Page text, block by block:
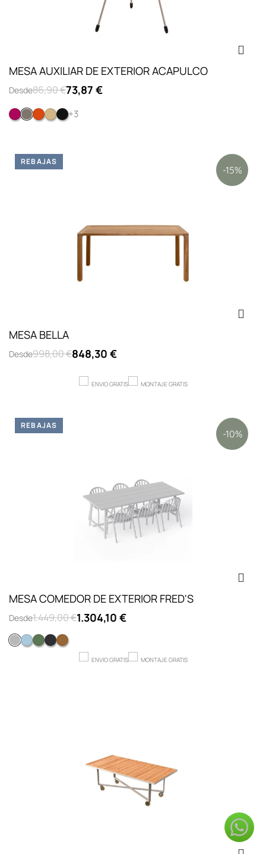
MESA AUXILIAR DE EXTERIOR ACAPULCO
Desde86,90 €73,87 €
RosaGreige
Naranja
Amarillo
Negro
+3
MESA BELLA
Desde998,00 €848,30 €
ENVIO GRATIS MONTAJE GRATIS
-15%
REBAJAS
MESA COMEDOR DE EXTERIOR FRED'S
Desde1.449,00 €1.304,10 €
Gris claro
AZULVERDEANTRACITA
Marrón
ENVIO GRATIS MONTAJE GRATIS
-10%
REBAJAS